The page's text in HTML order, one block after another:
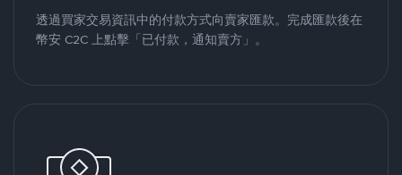
透過買家交易資訊中的付款方式向賣家匯款。完成匯款後在
幣安 C2C 上點擊「已付款，通知賣方」。